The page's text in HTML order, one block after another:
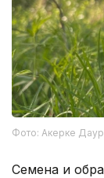
Фото: Акерке
Семена и